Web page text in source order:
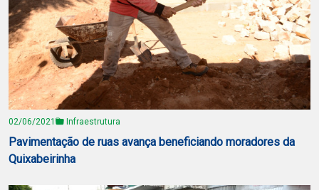
02/06/2021 Infraestrutura
Pavimentação de ruas avança beneficiando moradores da
Quixabeirinha